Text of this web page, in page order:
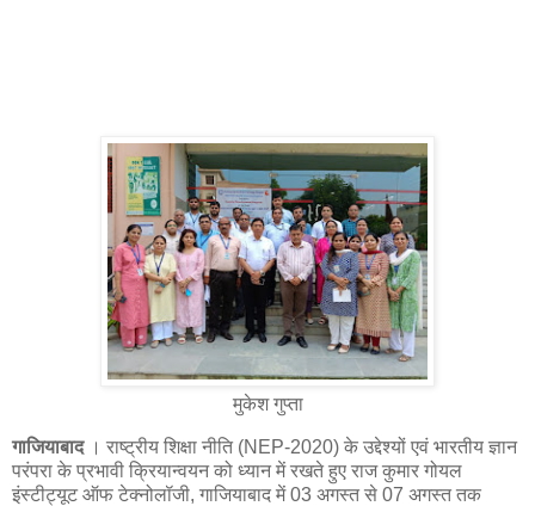
मुकेश गुप्ता
गाजियाबाद। राष्ट्रीय शिक्षा नीति (NEP-2020) के उद्देश्यों एवं भारतीय ज्ञान
परंपरा के प्रभावी क्रियान्वयन को ध्यान में रखते हुए राज कुमार गोयल
इंस्टीट्यूट ऑफ टेक्नोलॉजी, गाजियाबाद में 03 अगस्त से 07 अगस्त तक